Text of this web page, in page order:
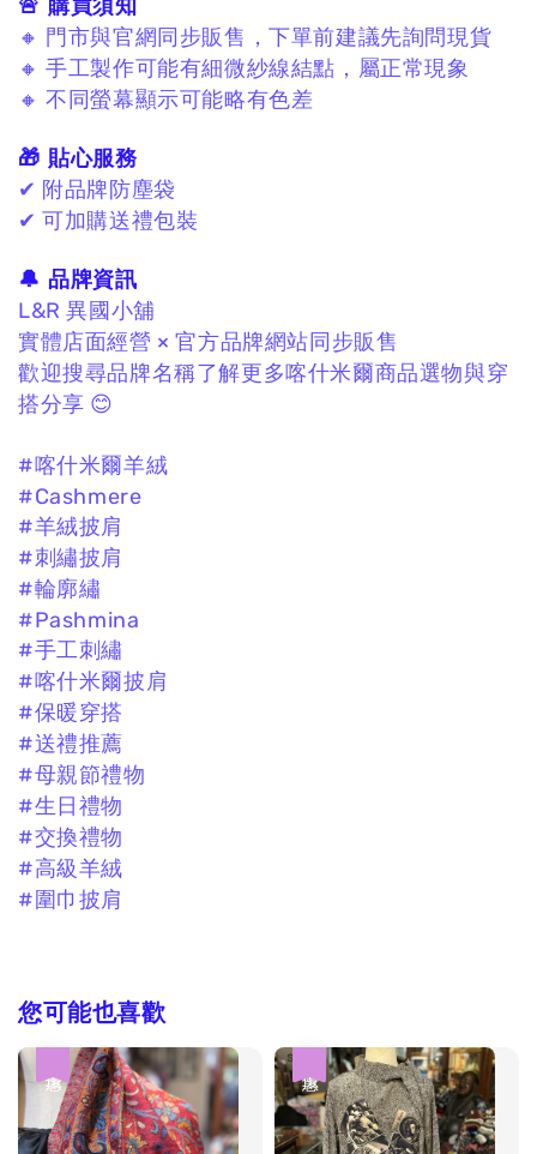
🚨 購買須知
🔸 門市與官網同步販售，下單前建議先詢問現貨
🔸 手工製作可能有細微紗線結點，屬正常現象
🔸 不同螢幕顯示可能略有色差
🎁 貼心服務
✔ 附品牌防塵袋
✔ 可加購送禮包裝
🔔 品牌資訊
L&R 異國小舖
實體店面經營 × 官方品牌網站同步販售
歡迎搜尋品牌名稱了解更多喀什米爾商品選物與穿
搭分享 😊
#喀什米爾羊絨
#Cashmere
#羊絨披肩
#刺繡披肩
#輪廓繡
#Pashmina
#手工刺繡
#喀什米爾披肩
#保暖穿搭
#送禮推薦
#母親節禮物
#生日禮物
#交換禮物
#高級羊絨
#圍巾披肩
您可能也喜歡